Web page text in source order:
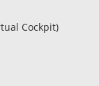
Cockpit)